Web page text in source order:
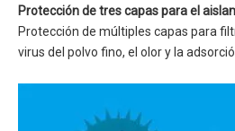
Protección de tres capas para el
Protección de múltiples capas para
virus del polvo fino, el olor y la